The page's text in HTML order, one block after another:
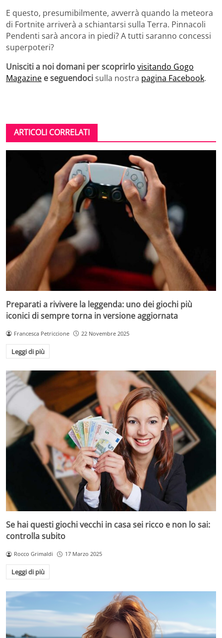
E questo, presumibilmente, avverrà quando la meteora
di Fortnite arriverà a schiantarsi sulla Terra. Pinnacoli
Pendenti sarà ancora in piedi? A tutti saranno concessi
superpoteri?
Unisciti a noi domani per scoprirlovisitando Gogo
Magazine e seguendocisulla nostra pagina Facebook.
ARTICOLI CORRELATI
Preparati a rivivere la leggenda: uno dei giochi più
iconici di sempre torna in versione aggiornata
Francesca Petriccione 22 Novembre 2025
Leggi di più
Se hai questi giochi vecchi in casa sei ricco e non lo sai:
controlla subito
Rocco Grimaldi 17 Marzo 2025
Leggi di più